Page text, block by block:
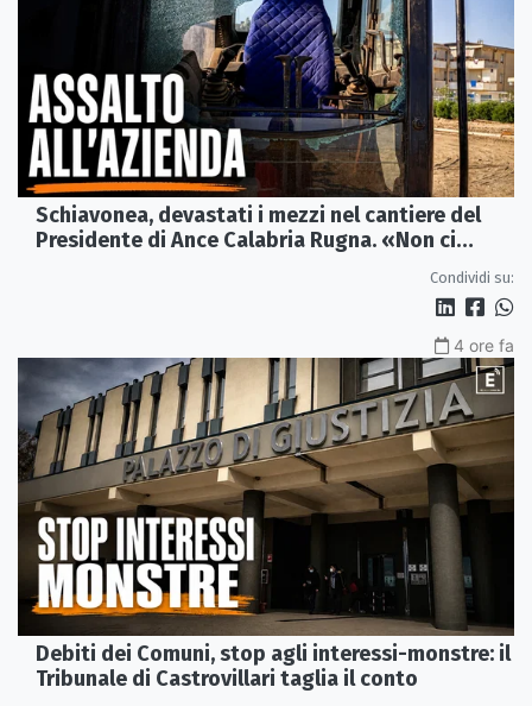
Schiavonea, devastati i mezzi nel cantiere del
Presidente di Ance Calabria Rugna. «Non ci
Condividi su:
4 ore fa
Debiti dei Comuni, stop agli interessi-monstre: il
Tribunale di Castrovillari taglia il conto